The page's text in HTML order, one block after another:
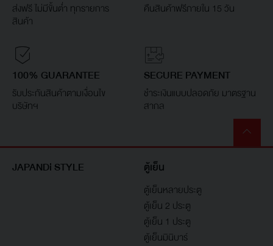
ส่งฟรี ไม่มีขั้นต่ำ ทุกรายการ
สินค้า
คืนสินค้าฟรีภายใน 15 วัน
100% GUARANTEE
รับประกันสินค้าตามเงื่อนไข
บริษัทฯ
SECURE PAYMENT
ชำระเงินแบบปลอดภัย มาตรฐาน
สากล
JAPANDi STYLE ตู้เย็น
ตู้เย็นหลายประตู
ตู้เย็น 2 ประตู
ตู้เย็น 1 ประตู
ตู้เย็นมินิบาร์